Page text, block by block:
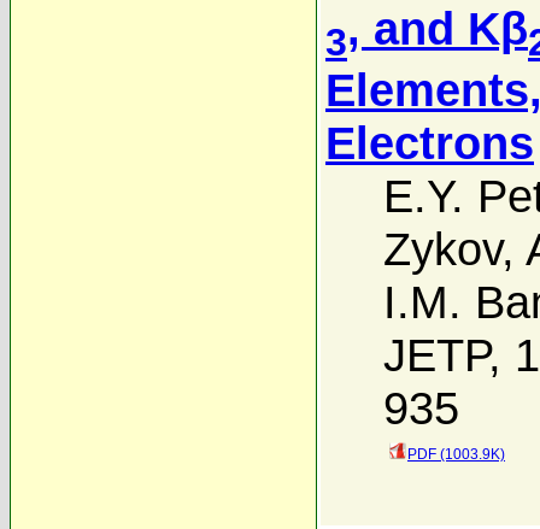
3, and Kβ
Electrons
E.Y.
Zykov,
I.M.
JETP,
935
PDF (1003.9K)